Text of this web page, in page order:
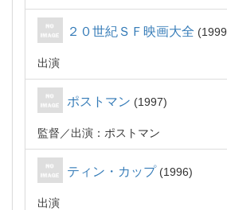
２０世紀ＳＦ映画大全 1999
出演
ポストマン 1997
監督 出演：ポストマン
ティン・カップ 1996
出演